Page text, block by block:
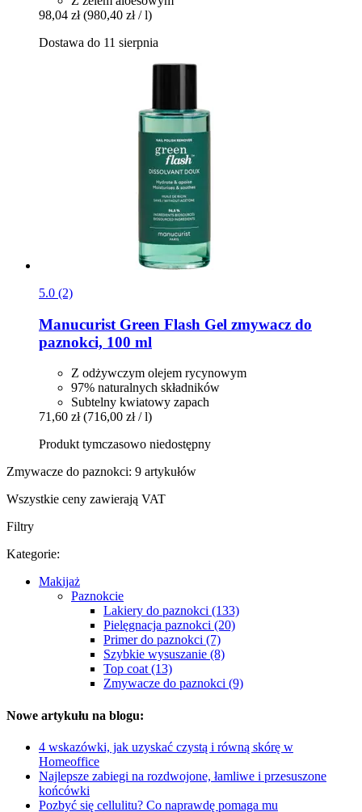
98,04 zł (980,40 zł / l)
Dostawa do 11 sierpnia
5.0 (2)
Manucurist Green Flash Gel zmywacz do
paznokci, 100 ml
Z odżywczym olejem rycynowym
97% naturalnych składników
Subtelny kwiatowy zapach
71,60 zł (716,00 zł / l)
Produkt tymczasowo niedostępny
Zmywacze do paznokci: 9 artykułów
Wszystkie ceny zawierają VAT
Filtry
Kategorie:
Makijaż
Paznokcie
Lakiery do paznokci (133)
Pielęgnacja paznokci (20)
Primer do paznokci (7)
Szybkie wysuszanie (8)
Top coat (13)
Zmywacze do paznokci (9)
Nowe artykułu na blogu:
4 wskazówki, jak uzyskać czystą i równą skórę w
Homeoffice
Najlepsze zabiegi na rozdwojone, łamliwe i przesuszone
końcówki
Pozbyć się cellulitu? Co naprawdę pomaga mu